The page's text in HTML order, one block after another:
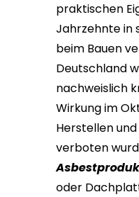
praktischen
Jahrzehnte in
beim Bauen
Deutschland
nachweislich
Wirkung im
Herstellen
verboten
oder